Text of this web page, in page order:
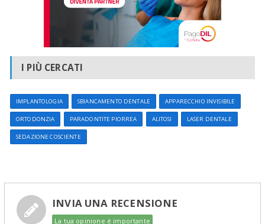
I PIÙ CERCATI
IMPLANTOLOGIA SBIANCAMENTO DENTALE APPARECCHIO INVISIBILE
ORTODONZIA PARADONTITE PIORREA ALITOSI LASER DENTALE
SEDAZIONE COSCIENTE
INVIA UNA RECENSIONE
La tua opinione è importante